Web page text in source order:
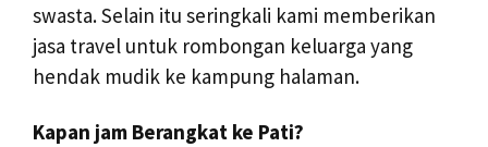
swasta. Selain itu seringkali kami memberikan
jasa travel untuk rombongan keluarga yang
hendak mudik ke kampung halaman.
Kapan jam Berangkat ke Pati?